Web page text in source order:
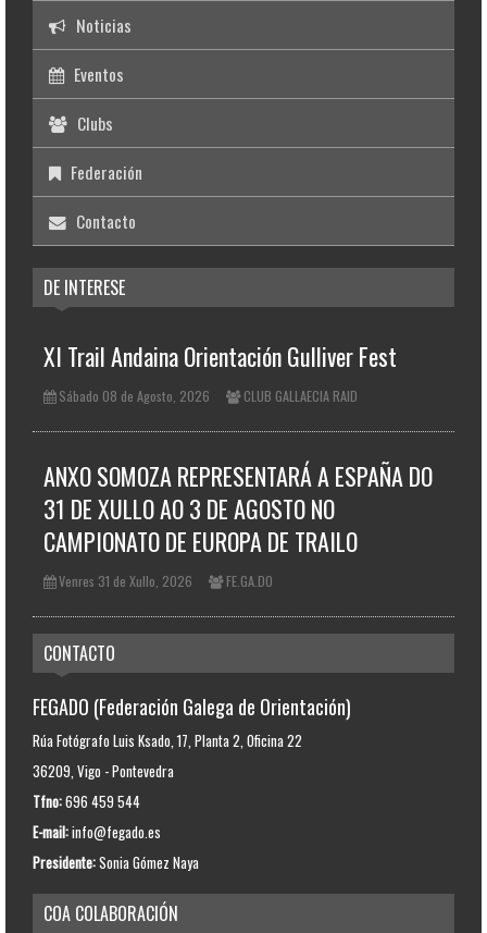
Noticias
Eventos
Clubs
Federación
Contacto
DE INTERESE
XI Trail Andaina Orientación Gulliver Fest
Sábado 08 de Agosto, 2026 CLUB GALLAECIA RAID
ANXO SOMOZA REPRESENTARÁ A ESPAÑA DO
31 DE XULLO AO 3 DE AGOSTO NO
CAMPIONATO DE EUROPA DE TRAILO
Venres 31 de Xullo, 2026 FE.GA.DO
CONTACTO
FEGADO (Federación Galega de Orientación)
Rúa Fotógrafo Luis Ksado, 17, Planta 2, Oficina 22
36209, Vigo - Pontevedra
Tfno:696 459 544
E-mail:info@fegado.es
Presidente:Sonia Gómez Naya
COA COLABORACIÓN